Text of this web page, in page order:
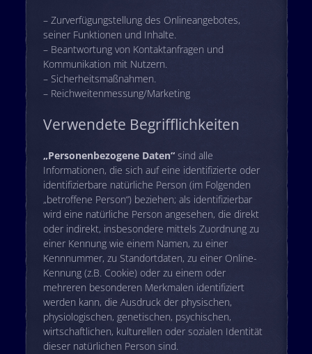
– Zurverfügungstellung des Onlineangebotes,
seiner Funktionen und Inhalte.
– Beantwortung von Kontaktanfragen und
Kommunikation mit Nutzern.
– Sicherheitsmaßnahmen.
– Reichweitenmessung/Marketing
Verwendete Begrifflichkeiten
„Personenbezogene Daten“sind alle
Informationen, die sich auf eine identifizierte oder
identifizierbare natürliche Person (im Folgenden
„betroffene Person“) beziehen; als identifizierbar
wird eine natürliche Person angesehen, die direkt
oder indirekt, insbesondere mittels Zuordnung zu
einer Kennung wie einem Namen, zu einer
Kennnummer, zu Standortdaten, zu einer Online-
Kennung (z.B. Cookie) oder zu einem oder
mehreren besonderen Merkmalen identifiziert
werden kann, die Ausdruck der physischen,
physiologischen, genetischen, psychischen,
wirtschaftlichen, kulturellen oder sozialen Identität
dieser natürlichen Person sind.